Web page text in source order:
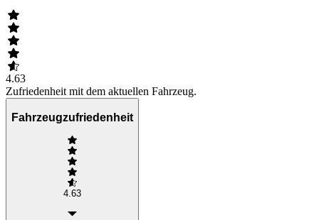
4.63
Zufriedenheit mit dem aktuellen Fahrzeug.
Fahrzeugzufriedenheit
4.63